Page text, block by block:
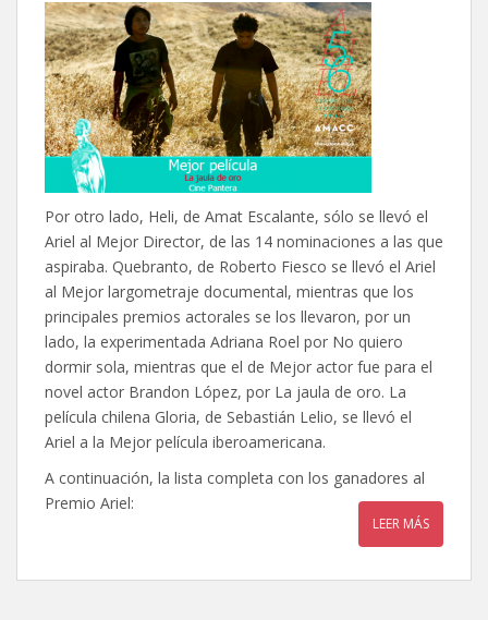
Por otro lado, Heli, de Amat Escalante, sólo se llevó el
Ariel al Mejor Director, de las 14 nominaciones a las que
aspiraba. Quebranto, de Roberto Fiesco se llevó el Ariel
al Mejor largometraje documental, mientras que los
principales premios actorales se los llevaron, por un
lado, la experimentada Adriana Roel por No quiero
dormir sola, mientras que el de Mejor actor fue para el
novel actor Brandon López, por La jaula de oro. La
película chilena Gloria, de Sebastián Lelio, se llevó el
Ariel a la Mejor película iberoamericana.
A continuación, la lista completa con los ganadores al
Premio Ariel:
LEER MÁS